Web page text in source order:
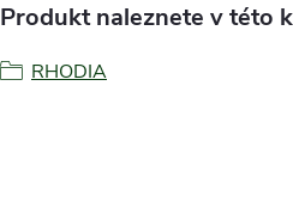
Produkt naleznete v této
RHODIA